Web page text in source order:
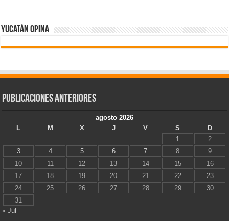
Yucatán Opina
Publicaciones Anteriores
agosto 2026
L
M X J V S
D
1
2
3
4 5 6 7 8
9
10
11 12 13 14 15
16
17
18 19 20 21 22
23
24
25 26 27 28 29
30
31
« Jul